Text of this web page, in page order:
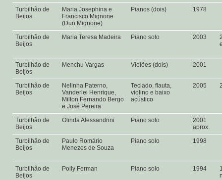
Turbilhão de
Beijos
Maria Josephina e
Francisco Mignone
(Duo Mignone)
Pianos (dois) 1978
Turbilhão de
Beijos
Maria Teresa Madeira Piano solo 2003
Turbilhão de
Beijos
Menchu Vargas Violões (dois) 2001
Turbilhão de
Beijos
Nelinha Paterno,
Vanderlei Henrique,
Milton Fernando Bergo
e José Pereira
Teclado, flauta,
violino e baixo
acústico
2005
Turbilhão de
Beijos
Olinda Alessandrini Piano solo
2001
aprox.
Turbilhão de
Beijos
Paulo Romário
Menezes de Souza
Piano solo 1998
Turbilhão de
Beijos
Polly Ferman Piano solo 1994